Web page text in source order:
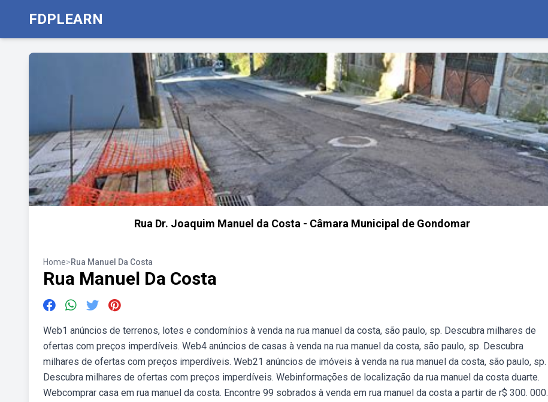
FDPLEARN
Rua Dr. Joaquim Manuel da Costa - Câmara Municipal de Gondomar
Home>Rua Manuel Da Costa
Rua Manuel Da Costa
Web1 anúncios de terrenos, lotes e condomínios à venda na rua manuel da costa, são paulo, sp. Descubra milhares de
ofertas com preços imperdíveis. Web4 anúncios de casas à venda na rua manuel da costa, são paulo, sp. Descubra
milhares de ofertas com preços imperdíveis. Web21 anúncios de imóveis à venda na rua manuel da costa, são paulo, sp.
Descubra milhares de ofertas com preços imperdíveis. Webinformações de localização da rua manuel da costa duarte.
Webcomprar casa em rua manuel da costa. Encontre 99 sobrados à venda em rua manuel da costa a partir de r$ 300. 000.